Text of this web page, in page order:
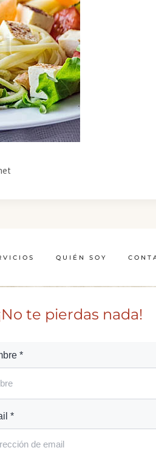
QUIÉN SOY
te pierdas nada!
*
*